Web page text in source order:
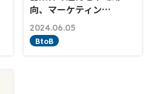
向、マーケティン…
2024.06.05
BtoB